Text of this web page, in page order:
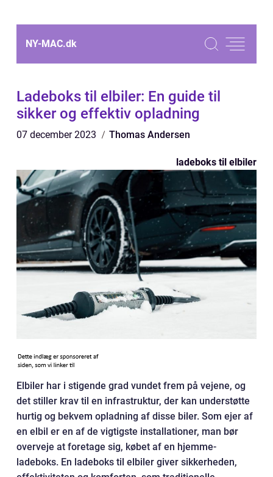
NY-MAC.dk
Ladeboks til elbiler: En guide til
sikker og effektiv opladning
07 december 2023 Thomas Andersen
ladeboks til elbiler
Elbiler har i stigende grad vundet frem på vejene, og
det stiller krav til en infrastruktur, der kan understøtte
hurtig og bekvem opladning af disse biler. Som ejer af
en elbil er en af de vigtigste installationer, man bør
overveje at foretage sig, købet af en hjemme-
ladeboks. En ladeboks til elbiler giver sikkerheden,